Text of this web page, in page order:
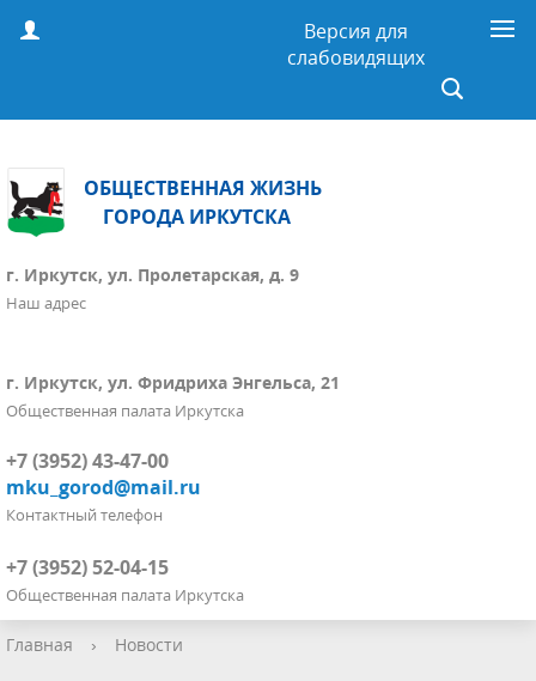
Версия для
слабовидящих
ОБЩЕСТВЕННАЯ ЖИЗНЬ
ГОРОДА ИРКУТСКА
г. Иркутск, ул. Пролетарская, д. 9
Наш адрес
г. Иркутск, ул. Фридриха Энгельса, 21
Общественная палата Иркутска
+7 (3952) 43-47-00
mku_gorod@mail.ru
Контактный телефон
+7 (3952) 52-04-15
Общественная палата Иркутска
Главная › Новости